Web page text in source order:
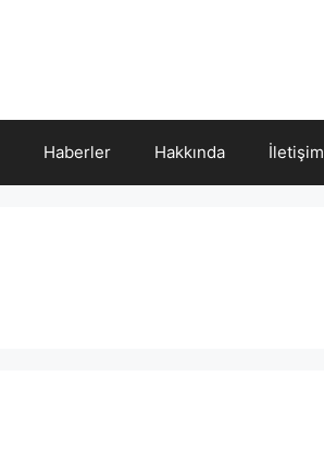
Haberler Hakkında İletişim